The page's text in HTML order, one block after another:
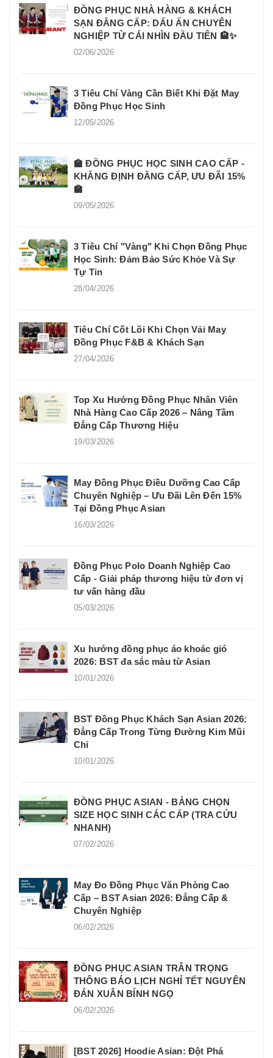
ĐỒNG PHỤC NHÀ HÀNG & KHÁCH
SẠN ĐẲNG CẤP: DẤU ẤN CHUYÊN
NGHIỆP TỪ CÁI NHÌN ĐẦU TIÊN 🏨✨
02/06/2026
3 Tiêu Chí Vàng Cần Biết Khi Đặt May
Đồng Phục Học Sinh
12/05/2026
🏫 ĐỒNG PHỤC HỌC SINH CAO CẤP -
KHẲNG ĐỊNH ĐẲNG CẤP, ƯU ĐÃI 15%
🏫
09/05/2026
3 Tiêu Chí "Vàng" Khi Chọn Đồng Phục
Học Sinh: Đảm Bảo Sức Khỏe Và Sự
Tự Tin
28/04/2026
Tiêu Chí Cốt Lõi Khi Chọn Vải May
Đồng Phục F&B & Khách Sạn
27/04/2026
Top Xu Hướng Đồng Phục Nhân Viên
Nhà Hàng Cao Cấp 2026 – Nâng Tầm
Đẳng Cấp Thương Hiệu
19/03/2026
May Đồng Phục Điều Dưỡng Cao Cấp
Chuyên Nghiệp – Ưu Đãi Lên Đến 15%
Tại Đồng Phục Asian
16/03/2026
Đồng Phục Polo Doanh Nghiệp Cao
Cấp - Giải pháp thương hiệu từ đơn vị
tư vấn hàng đầu
05/03/2026
Xu hướng đồng phục áo khoác gió
2026: BST đa sắc màu từ Asian
10/01/2026
BST Đồng Phục Khách Sạn Asian 2026:
Đẳng Cấp Trong Từng Đường Kim Mũi
Chỉ
10/01/2026
ĐỒNG PHỤC ASIAN - BẢNG CHỌN
SIZE HỌC SINH CÁC CẤP (TRA CỨU
NHANH)
07/02/2026
May Đo Đồng Phục Văn Phòng Cao
Cấp – BST Asian 2026: Đẳng Cấp &
Chuyên Nghiệp
06/02/2026
ĐỒNG PHỤC ASIAN TRÂN TRỌNG
THÔNG BÁO LỊCH NGHỈ TẾT NGUYÊN
ĐÁN XUÂN BÍNH NGỌ
06/02/2026
[BST 2026] Hoodie Asian: Đột Phá